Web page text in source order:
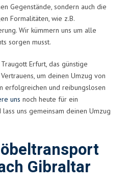
Gegenstände, sondern auch die
Formalitäten, wie z.B.
Wir kümmern uns um alle
sorgen musst.
Erfurt, das günstige
um deinen Umzug von
erfolgreichen und reibungslosen
uns noch heute für ein
uns gemeinsam deinen Umzug
Gibraltar